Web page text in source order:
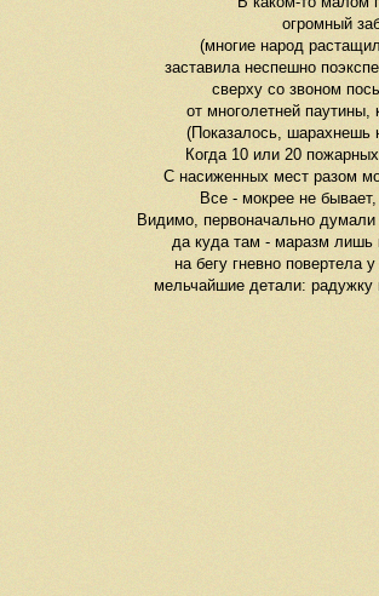
огромный
(многие народ
заставила неспешно
сверху со звоном
от многолетней
(Показалось, шарахнешь
Когда 10 или 20
С насиженных мест разом
Все - мокрее не
Видимо, первоначально
да куда там - маразм лишь
на бегу гневно повертела
мельчайшие детали: радужку